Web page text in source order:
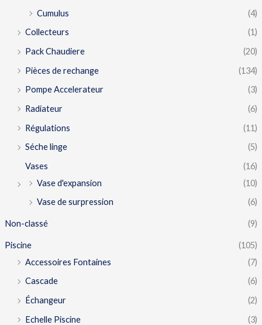
Cumulus
(4)
Collecteurs
(1)
Pack Chaudiere
(20)
Pièces de rechange
(134)
Pompe Accelerateur
(3)
Radiateur
(6)
Régulations
(11)
Séche linge
(5)
Vases
(16)
Vase d'expansion
(10)
Vase de surpression
(6)
Non-classé (9)
Piscine
(105)
Accessoires Fontaines
(7)
Cascade
(6)
Échangeur
(2)
Echelle Piscine
(3)